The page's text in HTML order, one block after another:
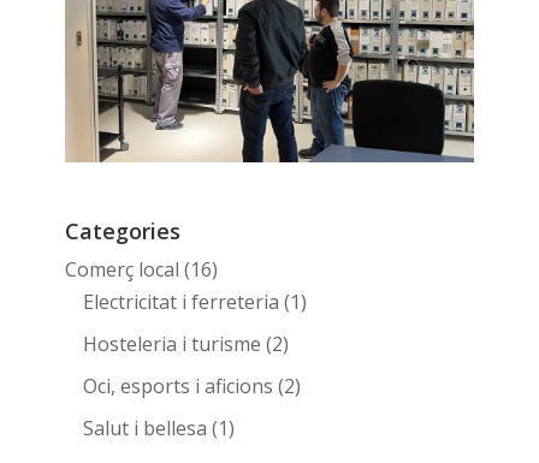
Categories
Comerç local (16)
Electricitat i ferreteria (1)
Hosteleria i turisme (2)
Oci, esports i aficions (2)
Salut i bellesa (1)